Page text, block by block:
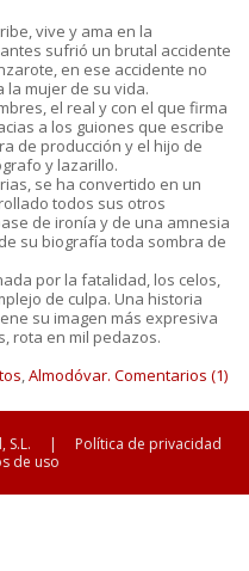
vive y ama en la
sufrió un brutal accidente
en ese accidente no
la mujer de su vida.
el real y con el que firma
a los guiones que escribe
de producción y el hijo de
y lazarillo.
se ha convertido en un
todos sus otros
de ironía y de una amnesia
su biografía toda sombra de
por la fatalidad, los celos,
de culpa. Una historia
su imagen más expresiva
rota en mil pedazos.
,Almodóvar. Comentarios (1)
S.L. |
Política de privacidad
de uso